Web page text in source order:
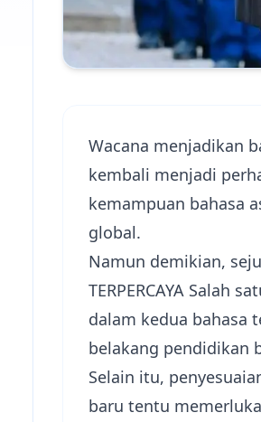
Wacana menjadikan
kembali menjadi
kemampuan bahasa
global.
Namun demikian,
TERPERCAYA Salah
dalam kedua bahasa
belakang pendidikan
Selain itu,
baru tentu